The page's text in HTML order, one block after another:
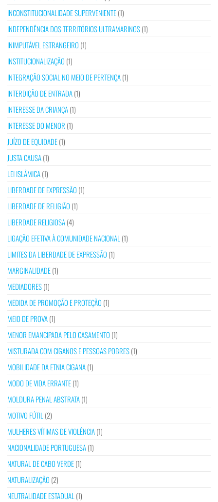
INCONSTITUCIONALIDADE SUPERVENIENTE(1)
INDEPENDÊNCIA DOS TERRITÓRIOS ULTRAMARINOS(1)
INIMPUTÁVEL ESTRANGEIRO (1)
INSTITUCIONALIZAÇÃO (1)
INTEGRAÇÃO SOCIAL NO MEIO DE PERTENÇA(1)
INTERDIÇÃO DE ENTRADA(1)
INTERESSE DA CRIANÇA(1)
INTERESSE DO MENOR (1)
JUÍZO DE EQUIDADE(1)
JUSTA CAUSA(1)
LEI ISLÂMICA(1)
LIBERDADE DE EXPRESSÃO (1)
LIBERDADE DE RELIGIÃO (1)
LIBERDADE RELIGIOSA(4)
LIGAÇÃO EFETIVA À COMUNIDADE NACIONAL (1)
LIMITES DA LIBERDADE DE EXPRESSÃO (1)
MARGINALIDADE(1)
MEDIADORES(1)
MEDIDA DE PROMOÇÃO E PROTEÇÃO (1)
MEIO DE PROVA(1)
MENOR EMANCIPADA PELO CASAMENTO (1)
MISTURADA COM CIGANOS E PESSOAS POBRES(1)
MOBILIDADE DA ETNIA CIGANA(1)
MODO DE VIDA ERRANTE(1)
MOLDURA PENAL ABSTRATA(1)
MOTIVO FÚTIL (2)
MULHERES VÍTIMAS DE VIOLÊNCIA(1)
NACIONALIDADE PORTUGUESA(1)
NATURAL DE CABO VERDE(1)
NATURALIZAÇÃO (2)
NEUTRALIDADE ESTADUAL (1)